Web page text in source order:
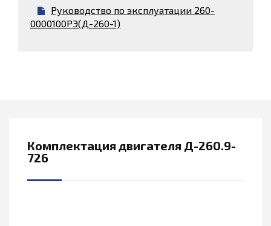
Руководство по эксплуатации 260-
0000100РЭ(Д-260-1)
Комплектация двигателя Д-260.9-
726